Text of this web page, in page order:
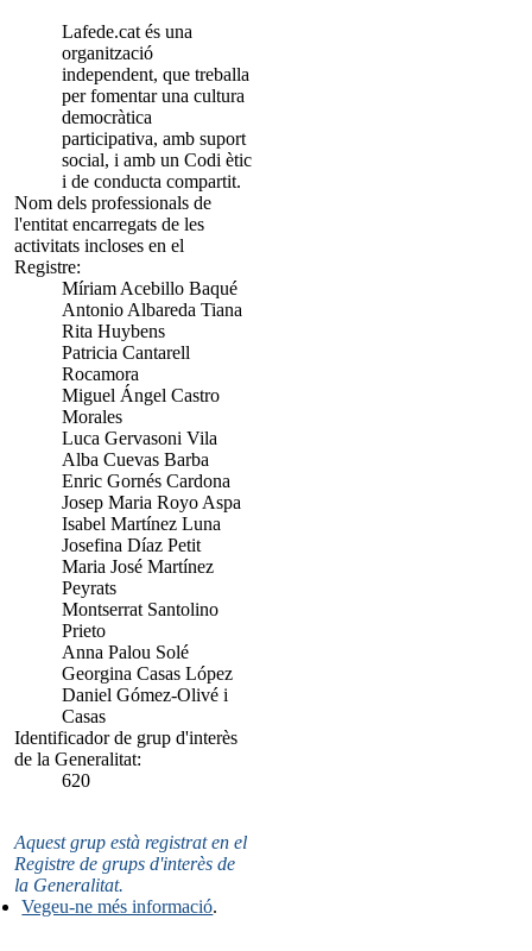
Lafede.cat és una
organització
independent, que treballa
per fomentar una cultura
democràtica
participativa, amb suport
social, i amb un Codi ètic
i de conducta compartit.
Nom dels professionals de
l'entitat encarregats de les
activitats incloses en el
Registre:
Míriam Acebillo Baqué
Antonio Albareda Tiana
Rita Huybens
Patricia Cantarell
Rocamora
Miguel Ángel Castro
Morales
Luca Gervasoni Vila
Alba Cuevas Barba
Enric Gornés Cardona
Josep Maria Royo Aspa
Isabel Martínez Luna
Josefina Díaz Petit
Maria José Martínez
Peyrats
Montserrat Santolino
Prieto
Anna Palou Solé
Georgina Casas López
Daniel Gómez-Olivé i
Casas
Identificador de grup d'interès
de la Generalitat:
620
Aquest grup està registrat en el
Registre de grups d'interès de
la Generalitat.
Vegeu-ne més informació.